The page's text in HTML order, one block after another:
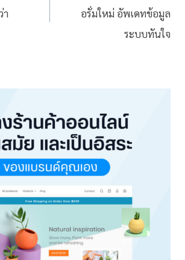
า
อรั่มใหม่ อัพเดทข้อมูล
ระบบทันใจ